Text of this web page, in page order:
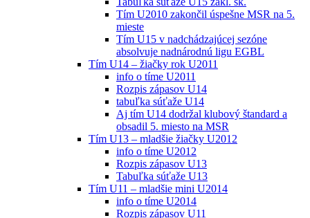
Tím U2010 zakončil úspešne MSR na 5.
mieste
Tím U15 v nadchádzajúcej sezóne
absolvuje nadnárodnú ligu EGBL
Tím U14 – žiačky rok U2011
info o tíme U2011
Rozpis zápasov U14
tabuľka súťaže U14
Aj tím U14 dodržal klubový štandard a
obsadil 5. miesto na MSR
Tím U13 – mladšie žiačky U2012
info o tíme U2012
Rozpis zápasov U13
Tabuľka súťaže U13
Tím U11 – mladšie mini U2014
info o tíme U2014
Rozpis zápasov U11